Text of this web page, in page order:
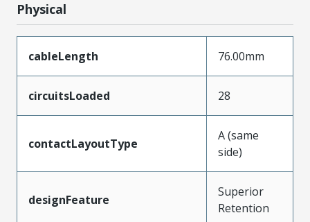
Physical
cableLength 76.00mm
circuitsLoaded 28
contactLayoutType
A (same
side)
designFeature
Superior
Retention